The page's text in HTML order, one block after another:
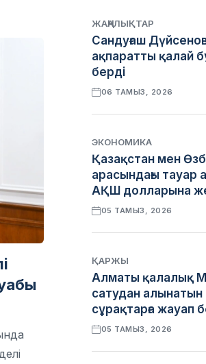
ЖАҢАЛЫҚТАР
Сандуғаш
ақпаратты қалай
берді
06 ТАМЫЗ, 2026
ЭКОНОМИКА
Қазақстан мен
арасындағы
АҚШ долларына
05 ТАМЫЗ, 2026
ҚАРЖЫ
Алматы қалалық
сатудан
сұрақтарға жауап
05 ТАМЫЗ, 2026